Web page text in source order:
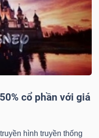
cổ phần với giá
hình truyền thống